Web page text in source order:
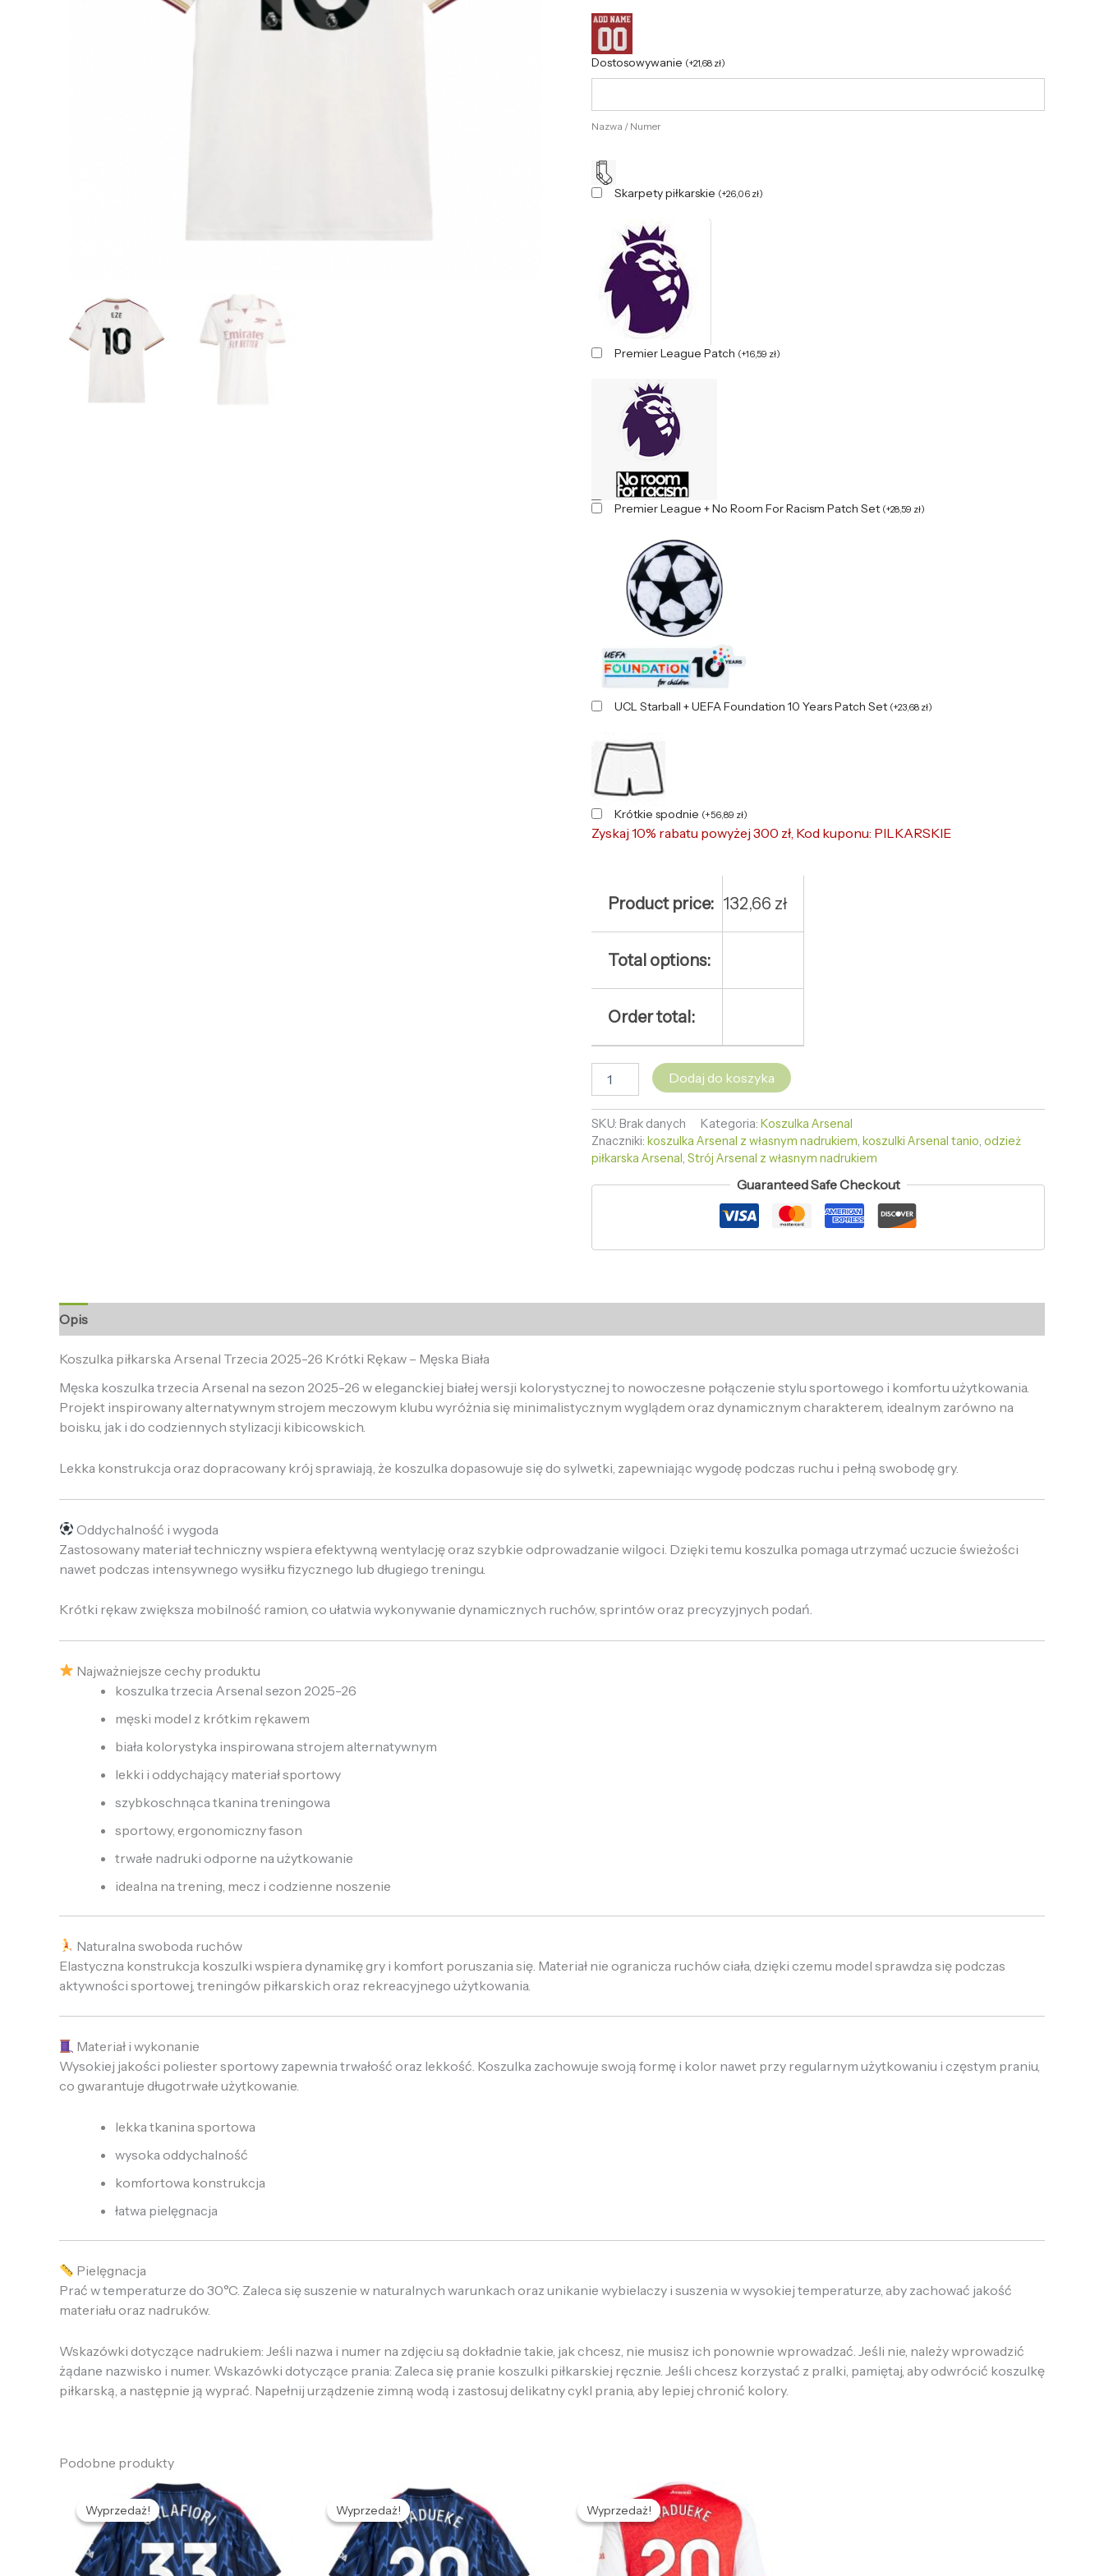
Dostosowywanie (+21,68 zł)
Nazwa / Numer
Skarpety piłkarskie (+26,06 zł)
Premier League Patch (+16,59 zł)
Premier League + No Room For Racism Patch Set (+28,59 zł)
UCL Starball + UEFA Foundation 10 Years Patch Set (+23,68 zł)
Krótkie spodnie (+56,89 zł)
Zyskaj 10% rabatu powyżej 300 zł, Kod kuponu: PILKARSKIE
Product price: 132,66 zł
Total options:
Order total:
Dodaj do koszyka
SKU: Brak danych Kategoria: Koszulka Arsenal
Znaczniki: koszulka Arsenal z własnym nadrukiem, koszulki Arsenal tanio, odzież
piłkarska Arsenal, Strój Arsenal z własnym nadrukiem
Guaranteed Safe Checkout
Opis
Koszulka piłkarska Arsenal Trzecia 2025-26 Krótki Rękaw – Męska Biała
Męska koszulka trzecia Arsenal na sezon 2025-26 w eleganckiej białej wersji kolorystycznej to nowoczesne połączenie stylu sportowego i komfortu użytkowania.
Projekt inspirowany alternatywnym strojem meczowym klubu wyróżnia się minimalistycznym wyglądem oraz dynamicznym charakterem, idealnym zarówno na
boisku, jak i do codziennych stylizacji kibicowskich.
Lekka konstrukcja oraz dopracowany krój sprawiają, że koszulka dopasowuje się do sylwetki, zapewniając wygodę podczas ruchu i pełną swobodę gry.
Oddychalność i wygoda
Zastosowany materiał techniczny wspiera efektywną wentylację oraz szybkie odprowadzanie wilgoci. Dzięki temu koszulka pomaga utrzymać uczucie świeżości
nawet podczas intensywnego wysiłku fizycznego lub długiego treningu.
Krótki rękaw zwiększa mobilność ramion, co ułatwia wykonywanie dynamicznych ruchów, sprintów oraz precyzyjnych podań.
Najważniejsze cechy produktu
koszulka trzecia Arsenal sezon 2025-26
męski model z krótkim rękawem
biała kolorystyka inspirowana strojem alternatywnym
lekki i oddychający materiał sportowy
szybkoschnąca tkanina treningowa
sportowy, ergonomiczny fason
trwałe nadruki odporne na użytkowanie
idealna na trening, mecz i codzienne noszenie
Naturalna swoboda ruchów
Elastyczna konstrukcja koszulki wspiera dynamikę gry i komfort poruszania się. Materiał nie ogranicza ruchów ciała, dzięki czemu model sprawdza się podczas
aktywności sportowej, treningów piłkarskich oraz rekreacyjnego użytkowania.
Materiał i wykonanie
Wysokiej jakości poliester sportowy zapewnia trwałość oraz lekkość. Koszulka zachowuje swoją formę i kolor nawet przy regularnym użytkowaniu i częstym praniu,
co gwarantuje długotrwałe użytkowanie.
lekka tkanina sportowa
wysoka oddychalność
komfortowa konstrukcja
łatwa pielęgnacja
Pielęgnacja
Prać w temperaturze do 30°C. Zaleca się suszenie w naturalnych warunkach oraz unikanie wybielaczy i suszenia w wysokiej temperaturze, aby zachować jakość
materiału oraz nadruków.
Wskazówki dotyczące nadrukiem: Jeśli nazwa i numer na zdjęciu są dokładnie takie, jak chcesz, nie musisz ich ponownie wprowadzać. Jeśli nie, należy wprowadzić
żądane nazwisko i numer. Wskazówki dotyczące prania: Zaleca się pranie koszulki piłkarskiej ręcznie. Jeśli chcesz korzystać z pralki, pamiętaj, aby odwrócić koszulkę
piłkarską, a następnie ją wyprać. Napełnij urządzenie zimną wodą i zastosuj delikatny cykl prania, aby lepiej chronić kolory.
Podobne produkty
Wyprzedaż!
Wyprzedaż!
Pierwotna
cena
wynosiła:
472,68 zł.
Aktualna
cena
wynosi:
132,66 zł.
Wyprzedaż!
Wyprzedaż!
Pierwotna
cena
wynosiła:
472,68 zł.
Aktualna
cena
wynosi:
132,66 zł.
Wyprzedaż!
Wyprzedaż!
Pierwotna
cena
wynosiła:
472,68 zł.
Aktualna
cena
wynosi:
132,66 zł.